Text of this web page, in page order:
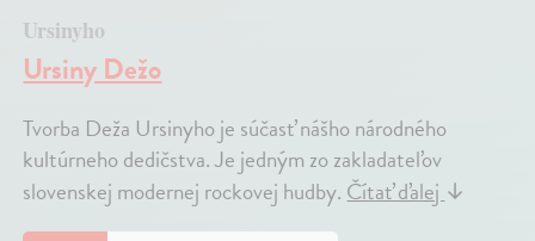
Ursinyho
Ursiny Dežo
Tvorba Deža Ursinyho je súčasť nášho národného
kultúrneho dedičstva. Je jedným zo zakladateľov
slovenskej modernej rockovej hudby.Čítať ďalej↓